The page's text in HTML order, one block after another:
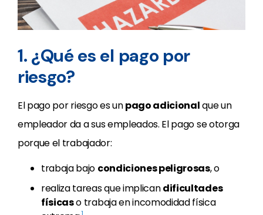
1. ¿Qué es el pago por
riesgo?
El pago por riesgo es unpago adicionalque un
empleador da a sus empleados. El pago se otorga
porque el trabajador:
trabaja bajo condiciones peligrosas, o
realiza tareas que implicandificultades
físicaso trabaja en incomodidad física